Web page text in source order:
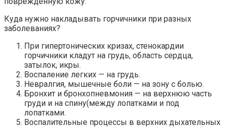
Куда нужно накладывать горчичники при разных
заболеваниях?
При гипертонических кризах, стенокардии
горчичники кладут на грудь, область сердца,
затылок, икры.
Воспаление легких — на грудь.
Невралгия, мышечные боли — на зону с болью.
Бронхит и бронхопневмония — на верхнюю часть
груди и на спину(между лопатками и под
лопатками.
Воспалительные процессы в верхних дыхательных